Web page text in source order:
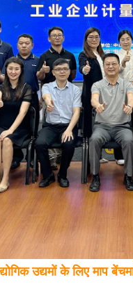
उद्यमों के लिए माप